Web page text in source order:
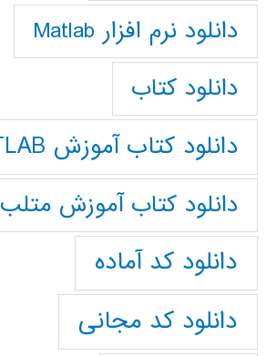
دانلود نرم افزار Matlab
دانلود کتاب
دانلود کتاب آموزش MATLAB
دانلود کتاب آموزش متلب
دانلود کد آماده
دانلود کد مجانی